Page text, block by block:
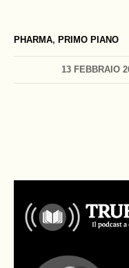
PHARMA, PRIMO PIANO
13 FEBBRAIO